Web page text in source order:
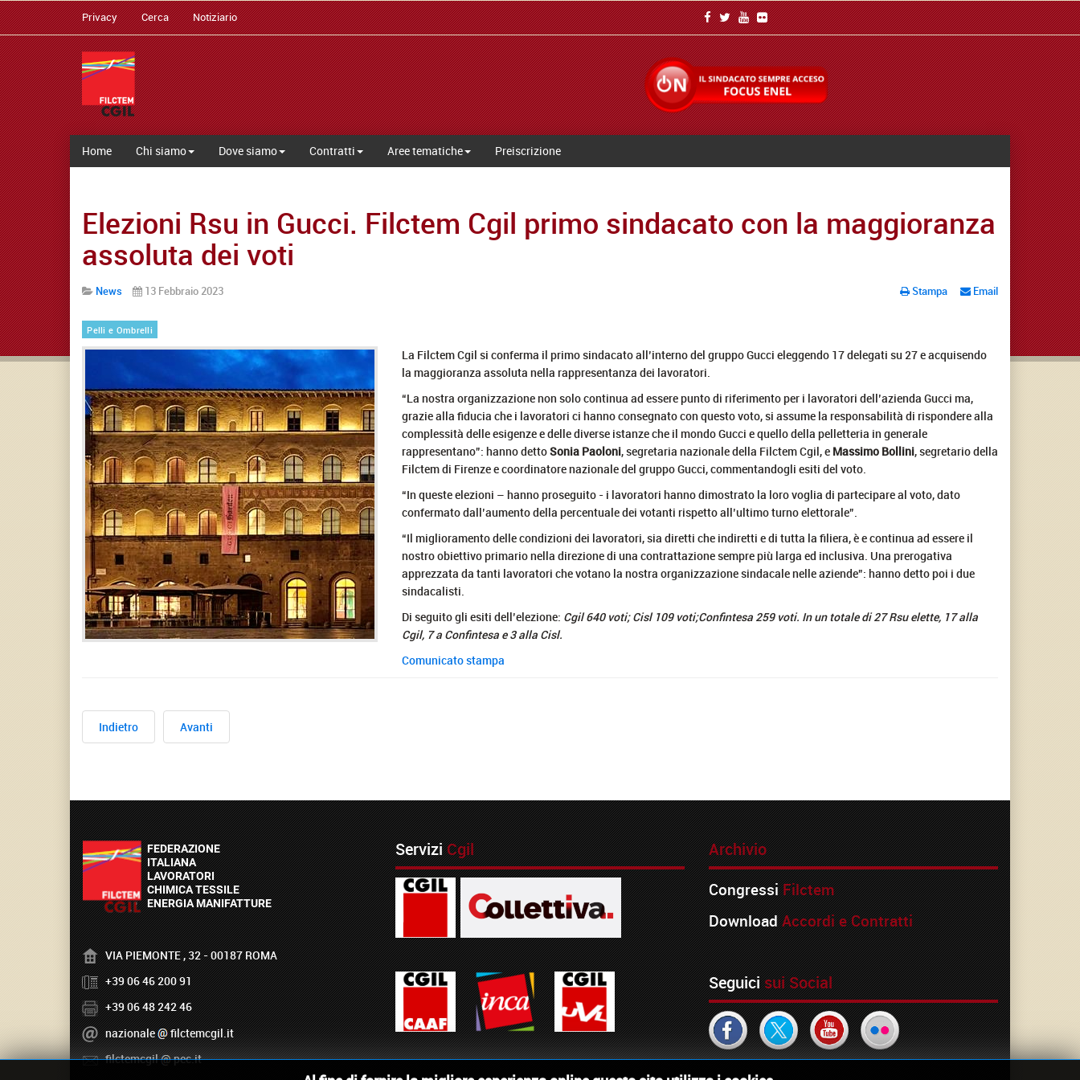
Privacy Cerca Notiziario
Home Chi siamo Dove siamo Contratti Aree tematiche Preiscrizione
Elezioni Rsu in Gucci. Filctem Cgil primo sindacato con la maggioranza
assoluta dei voti
Stampa Email
News 13 Febbraio 2023
Pelli e Ombrelli
La Filctem Cgil si conferma il primo sindacato all’interno del gruppo Gucci eleggendo 17 delegati su 27 e acquisendo
la maggioranza assoluta nella rappresentanza dei lavoratori.
“La nostra organizzazione non solo continua ad essere punto di riferimento per i lavoratori dell’azienda Gucci ma,
grazie alla fiducia che i lavoratori ci hanno consegnato con questo voto, si assume la responsabilità di rispondere alla
complessità delle esigenze e delle diverse istanze che il mondo Gucci e quello della pelletteria in generale
rappresentano”: hanno dettoSonia Paoloni, segretaria nazionale della Filctem Cgil, e Massimo Bollini, segretario della
Filctem di Firenze e coordinatore nazionale del gruppo Gucci, commentandogli esiti del voto.
“In queste elezioni – hanno proseguito - i lavoratori hanno dimostrato la loro voglia di partecipare al voto, dato
confermato dall’aumento della percentuale dei votanti rispetto all’ultimo turno elettorale”.
“Il miglioramento delle condizioni dei lavoratori, sia diretti che indiretti e di tutta la filiera, è e continua ad essere il
nostro obiettivo primario nella direzione di una contrattazione sempre più larga ed inclusiva. Una prerogativa
apprezzata da tanti lavoratori che votano la nostra organizzazione sindacale nelle aziende”: hanno detto poi i due
sindacalisti.
Di seguito gli esiti dell’elezione: Cgil 640 voti; Cisl 109 voti;Confintesa 259 voti. In un totale di 27 Rsu elette, 17 alla
Cgil, 7 a Confintesa e 3 alla Cisl.
Comunicato stampa
Indietro Avanti
VIA PIEMONTE , 32 - 00187 ROMA
+39 06 46 200 91
+39 06 48 242 46
nazionale
filctemcgil.it
filctemcgil
pec.it
ServiziCgil Archivio
Congressi Filctem
Download Accordi e Contratti
Seguicisui Social